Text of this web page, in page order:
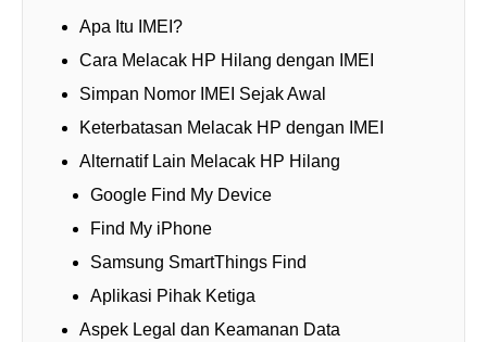
Apa Itu IMEI?
Cara Melacak HP Hilang dengan IMEI
Simpan Nomor IMEI Sejak Awal
Keterbatasan Melacak HP dengan IMEI
Alternatif Lain Melacak HP Hilang
Google Find My Device
Find My iPhone
Samsung SmartThings Find
Aplikasi Pihak Ketiga
Aspek Legal dan Keamanan Data